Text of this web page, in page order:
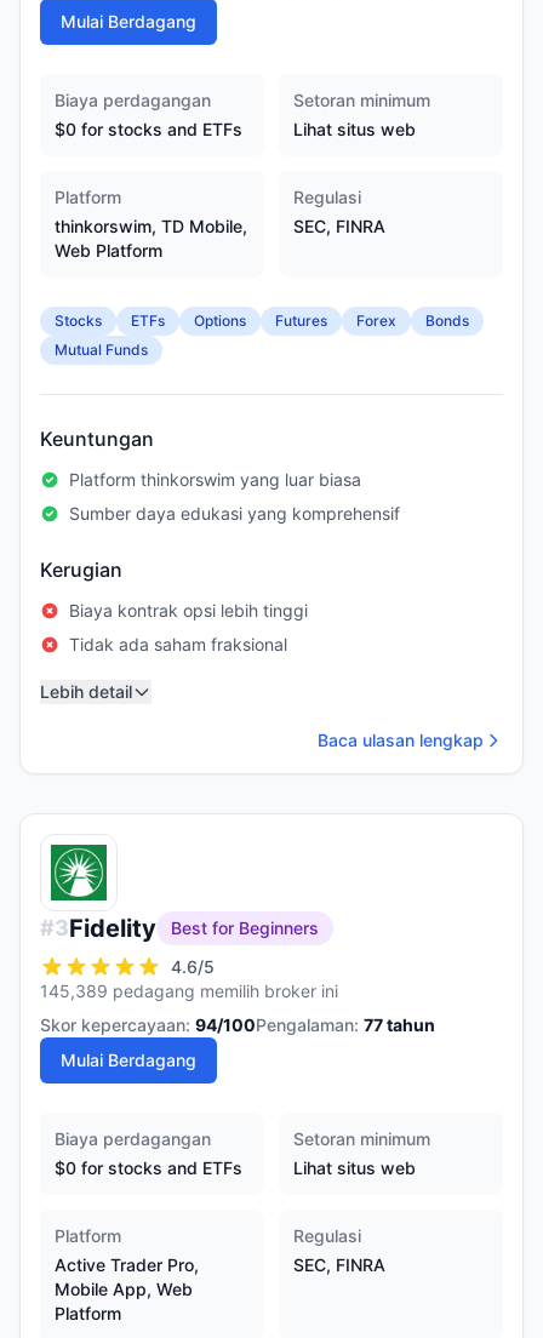
Mulai Berdagang
Biaya perdagangan
$0 for stocks and ETFs
Setoran minimum
Lihat situs web
Platform
thinkorswim, TD Mobile,
Web Platform
Regulasi
SEC, FINRA
Stocks ETFs Options Futures Forex
Bonds
Mutual Funds
Keuntungan
Platform thinkorswim yang luar biasa
Sumber daya edukasi yang komprehensif
Kerugian
Biaya kontrak opsi lebih tinggi
Tidak ada saham fraksional
Lebih detail
Baca ulasan lengkap
#3Fidelity
Best for Beginners
4.6/5
145,389 pedagang memilih broker ini
Skor kepercayaan: 94/100Pengalaman: 77tahun
Mulai Berdagang
Biaya perdagangan
$0 for stocks and ETFs
Setoran minimum
Lihat situs web
Platform
Active Trader Pro,
Mobile App, Web
Platform
Regulasi
SEC, FINRA